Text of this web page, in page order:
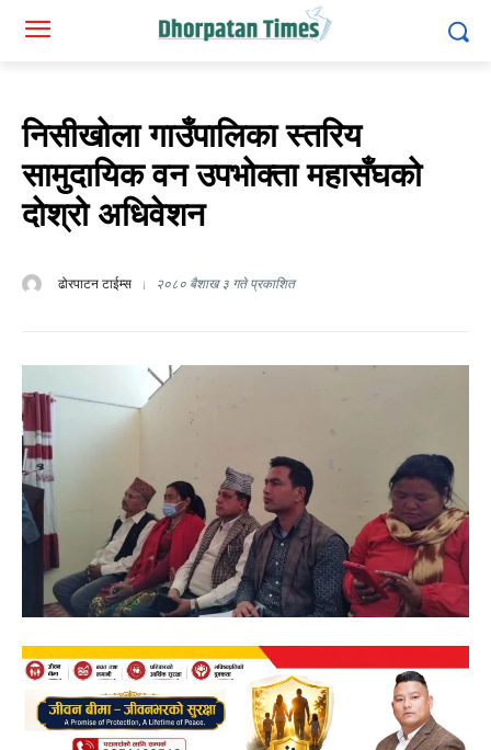
निसीखोला गाउँपालिका स्तरिय
सामुदायिक वन उपभोक्ता महासँघको
दोश्रो अधिवेशन
ढोरपाटन टाईम्स २०८० बैशाख ३ गते प्रकाशित